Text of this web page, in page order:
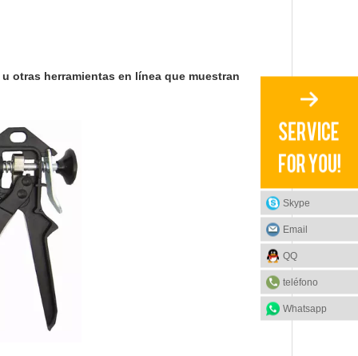
otras herramientas en línea que muestran
Skype
Email
QQ
teléfono
Whatsapp